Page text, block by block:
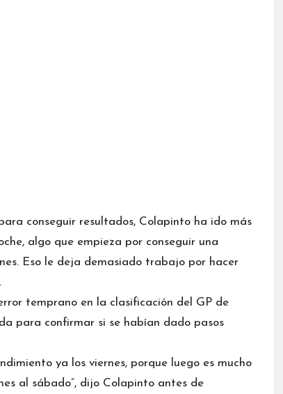
conseguir resultados, Colapinto ha ido más
algo que empieza por conseguir una
Eso le deja demasiado trabajo por hacer
temprano en la clasificación del GP de
para confirmar si se habían dado pasos
ya los viernes, porque luego es mucho
al sábado”, dijo Colapinto antes de